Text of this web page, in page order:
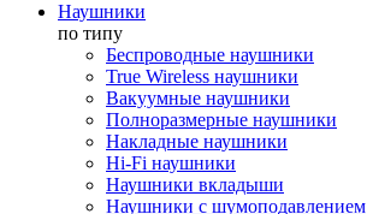
Наушники
по типу
Беспроводные наушники
True Wireless наушники
Вакуумные наушники
Полноразмерные наушники
Накладные наушники
Hi-Fi наушники
Наушники вкладыши
Наушники с шумоподавлением